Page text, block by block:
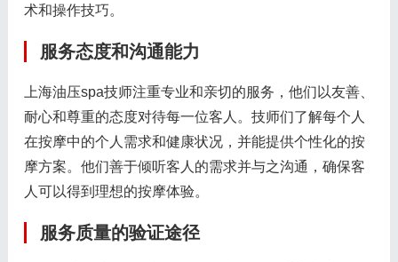
术和操作技巧。
服务态度和沟通能力
上海油压spa技师注重专业和亲切的服务，他们以友善、
耐心和尊重的态度对待每一位客人。技师们了解每个人
在按摩中的个人需求和健康状况，并能提供个性化的按
摩方案。他们善于倾听客人的需求并与之沟通，确保客
人可以得到理想的按摩体验。
服务质量的验证途径